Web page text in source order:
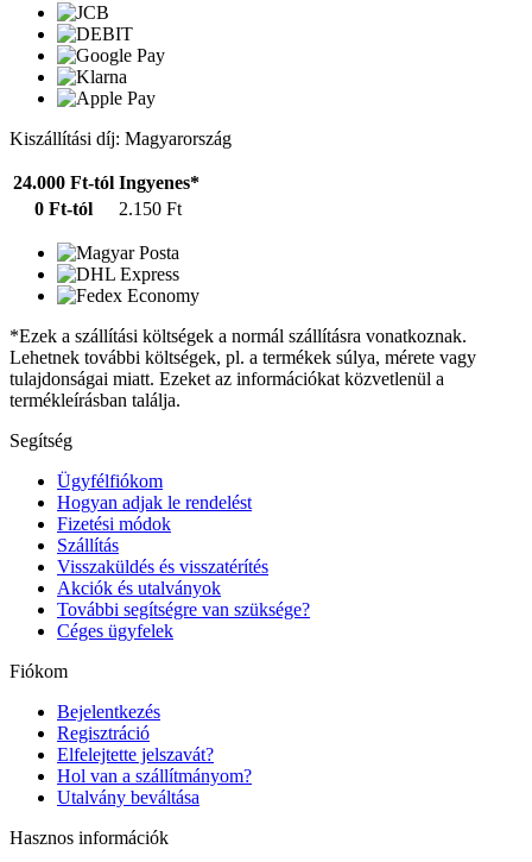
Kiszállítási díj: Magyarország
24.000 Ft-tól Ingyenes*
0 Ft-tól
2.150 Ft
*Ezek a szállítási költségek a normál szállításra vonatkoznak.
Lehetnek további költségek, pl. a termékek súlya, mérete vagy
tulajdonságai miatt. Ezeket az információkat közvetlenül a
termékleírásban találja.
Segítség
Ügyfélfiókom
Hogyan adjak le rendelést
Fizetési módok
Szállítás
Visszaküldés és visszatérítés
Akciók és utalványok
További segítségre van szüksége?
Céges ügyfelek
Fiókom
Bejelentkezés
Regisztráció
Elfelejtette jelszavát?
Hol van a szállítmányom?
Utalvány beváltása
Hasznos információk